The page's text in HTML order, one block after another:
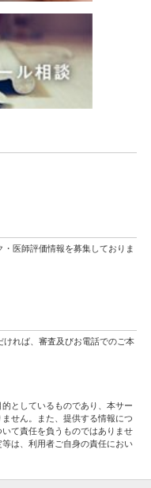
医師評価情報を募集しておりま
れば、審査及びお電話でのご本
としているものであり、本サー
せん。また、提供する情報につ
て責任を負うものではありませ
は、利用者ご自身の責任におい